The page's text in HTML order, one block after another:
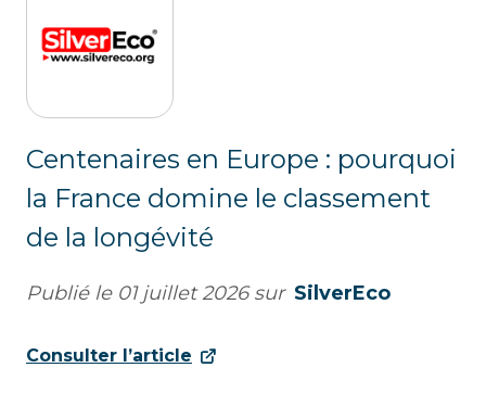
Centenaires en Europe : pourquoi
la France domine le classement
de la longévité
Publié le 01 juillet 2026sur SilverEco
Consulter l’article